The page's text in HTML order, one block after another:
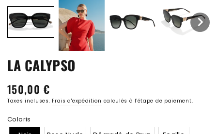
LA CALYPSO
Prix
normal
150,00 €
Taxes incluses. Frais d'expédition calculés à l'étape de paiement.
Coloris